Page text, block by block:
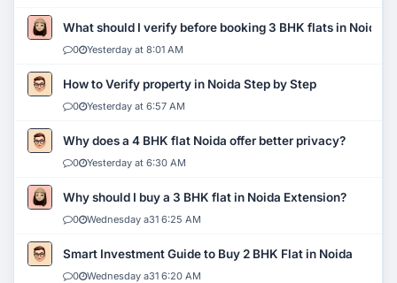
What should I verify before booking 3 BHK flats in Noida?
0 Yesterday at 8:01 AM
How to Verify property in Noida Step by Step
0 Yesterday at 6:57 AM
Why does a 4 BHK flat Noida offer better privacy?
0 Yesterday at 6:30 AM
Why should I buy a 3 BHK flat in Noida Extension?
0 Wednesday a31 6:25 AM
Smart Investment Guide to Buy 2 BHK Flat in Noida
0 Wednesday a31 6:20 AM